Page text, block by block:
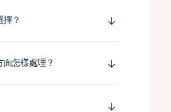
？
怎樣處理？